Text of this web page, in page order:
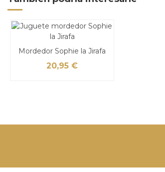
Mordedor Sophie la Jirafa
20,95 €